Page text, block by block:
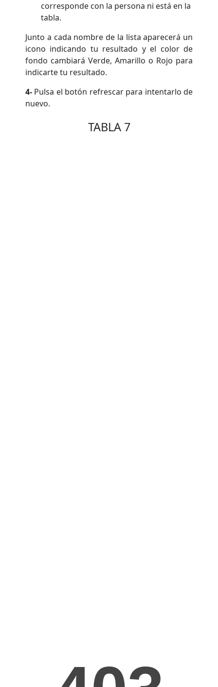
corresponde con la persona ni está en la
tabla.
Junto a cada nombre de la lista aparecerá un
icono indicando tu resultado y el color de
fondo cambiará Verde, Amarillo o Rojo para
indicarte tu resultado.
4- Pulsa el botón refrescar para intentarlo de
nuevo.
TABLA 7